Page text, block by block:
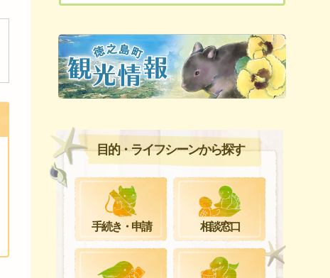
目的・ライフシーンから探す
手続き・申請 相談窓口